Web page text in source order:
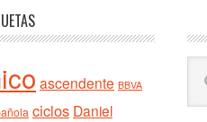
ascendente BBVA
ciclos Daniel